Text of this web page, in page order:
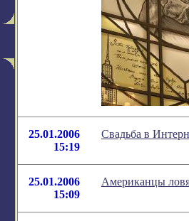
25.01.2006
15:19
Свадьба в
25.01.2006
15:09
Американцы